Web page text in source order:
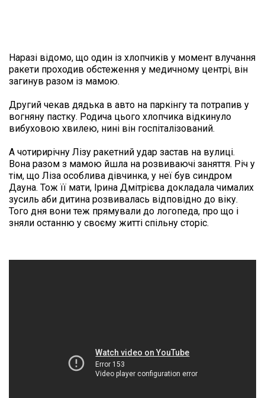
Наразі відомо, що один із хлопчиків у момент влучання
ракети проходив обстеження у медичному центрі, він
загинув разом із мамою.
Другий чекав дядька в авто на паркінгу та потрапив у
вогняну пастку. Родича цього хлопчика відкинуло
вибуховою хвилею, нині він госпіталізований.
А чотирирічну Лізу ракетний удар застав на вулиці.
Вона разом з мамою йшла на розвиваючі заняття. Річ у
тім, що Ліза особлива дівчинка, у неї був синдром
Дауна. Тож її мати, Ірина Дмітрієва докладала чималих
зусиль аби дитина розвивалась відповідно до віку.
Того дня вони теж прямували до логопеда, про що і
зняли останню у своєму житті спільну сторіс.